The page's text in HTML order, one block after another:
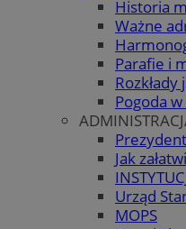
Historia
Ważne
Parafie i
Pogoda
Jak
Urząd
MOPS